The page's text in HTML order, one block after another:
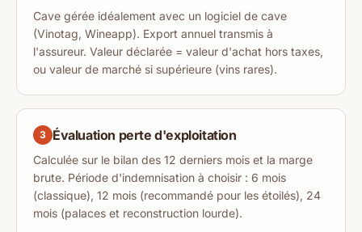
Cave gérée idéalement avec un logiciel de cave
(Vinotag, Wineapp). Export annuel transmis à
l'assureur. Valeur déclarée = valeur d'achat hors taxes,
ou valeur de marché si supérieure (vins rares).
3 Évaluation perte d'exploitation
Calculée sur le bilan des 12 derniers mois et la marge
brute. Période d'indemnisation à choisir : 6 mois
(classique), 12 mois (recommandé pour les étoilés), 24
mois (palaces et reconstruction lourde).